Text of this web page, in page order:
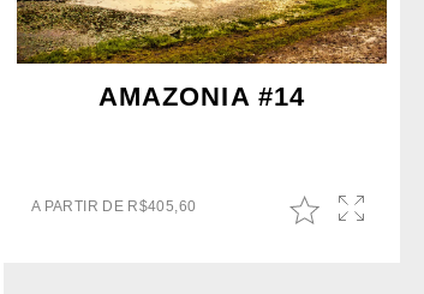
AMAZONIA #14
A PARTIR DE R$405,60